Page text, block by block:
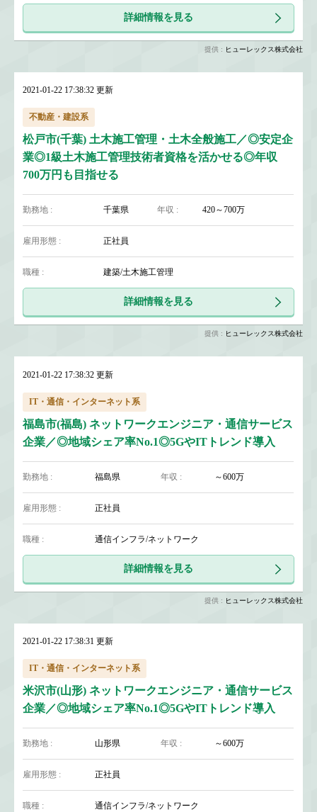
詳細情報を見る
提供 : ヒューレックス株式会社
2021-01-22 17:38:32 更新
不動産・建設系
松戸市(千葉) 土木施工管理・土木全般施工／◎安定企
業◎1級土木施工管理技術者資格を活かせる◎年収
700万円も目指せる
勤務地 : 千葉県 年収 : 420～700万
雇用形態 : 正社員
職種 : 建築/土木施工管理
詳細情報を見る
提供 : ヒューレックス株式会社
2021-01-22 17:38:32 更新
IT・通信・インターネット系
福島市(福島) ネットワークエンジニア・通信サービス
企業／◎地域シェア率No.1◎5GやITトレンド導入
勤務地 : 福島県 年収 : ～600万
雇用形態 : 正社員
職種 : 通信インフラ/ネットワーク
詳細情報を見る
提供 : ヒューレックス株式会社
2021-01-22 17:38:31 更新
IT・通信・インターネット系
米沢市(山形) ネットワークエンジニア・通信サービス
企業／◎地域シェア率No.1◎5GやITトレンド導入
勤務地 : 山形県 年収 : ～600万
雇用形態 : 正社員
職種 : 通信インフラ/ネットワーク